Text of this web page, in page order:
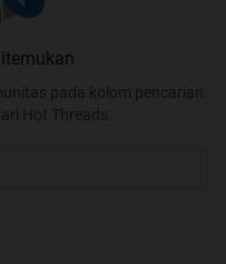
pada kolom pencarian.
Hot Threads.